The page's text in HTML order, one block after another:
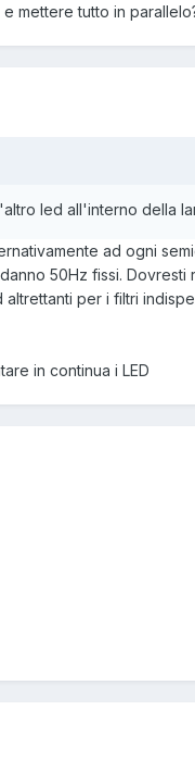
mettere tutto in
led all'interno della
ad ogni
50Hz fissi.
per i filtri
in continua i LED